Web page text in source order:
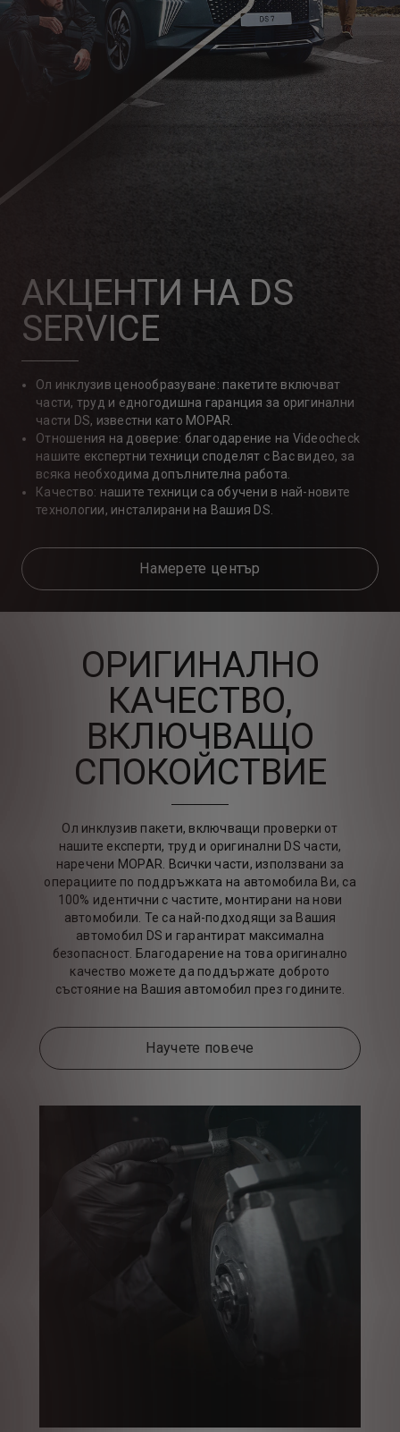
АКЦЕНТИ НА DS
SERVICE
Ол инклузив ценообразуване: пакетите включват
части, труд и едногодишна гаранция за оригинални
части DS, известни като MOPAR.
Отношения на доверие: благодарение на Videocheck
нашите експертни техници споделят с Вас видео, за
всяка необходима допълнителна работа.
Качество: нашите техници са обучени в най-новите
технологии, инсталирани на Вашия DS.
Намерете център
ОРИГИНАЛНО
КАЧЕСТВО,
ВКЛЮЧВАЩО
СПОКОЙСТВИЕ
Ол инклузив пакети, включващи проверки от
нашите експерти, труд и оригинални DS части,
наречени MOPAR. Всички части, използвани за
операциите по поддръжката на автомобила Ви, са
100% идентични с частите, монтирани на нови
автомобили. Те са най-подходящи за Вашия
автомобил DS и гарантират максимална
безопасност. Благодарение на това оригинално
качество можете да поддържате доброто
състояние на Вашия автомобил през годините.
Научете повече